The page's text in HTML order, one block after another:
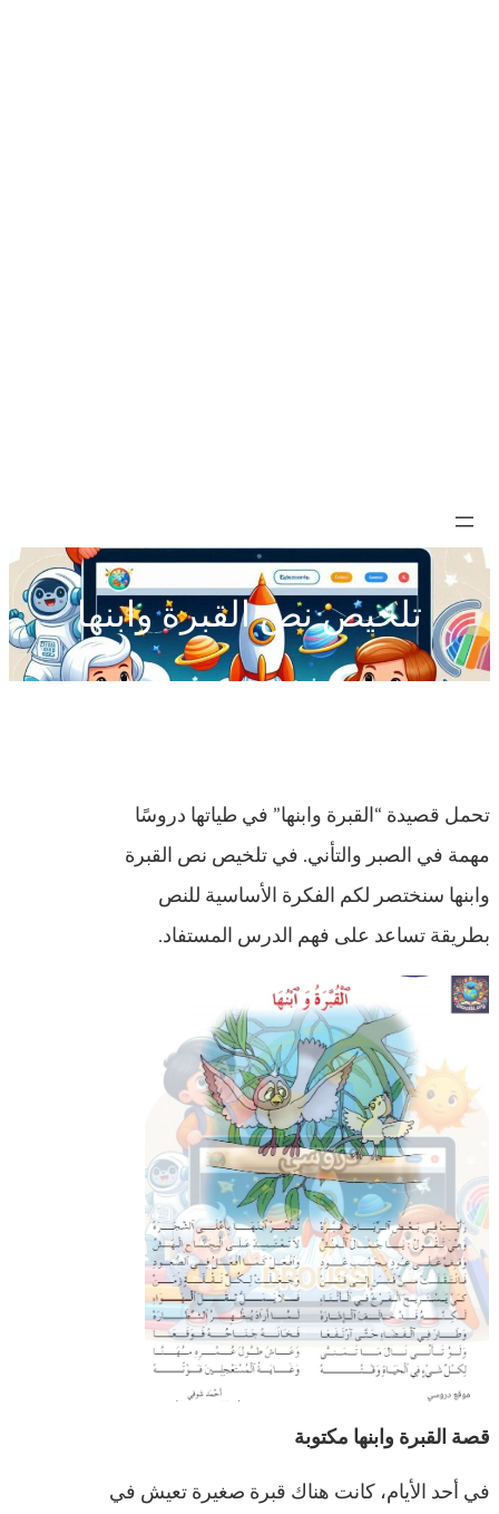
تخطى
إلى
المحتوى
تلخيص نص القبرة وابنها
تحمل قصيدة “القبرة وابنها” في طياتها دروسًا
مهمة في الصبر والتأني. في تلخيص نص القبرة
وابنها سنختصر لكم الفكرة الأساسية للنص
بطريقة تساعد على فهم الدرس المستفاد.
قصة القبرة وابنها مكتوبة
في أحد الأيام، كانت هناك قبرة صغيرة تعيش في